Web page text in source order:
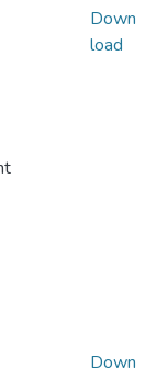
Down
load
Down